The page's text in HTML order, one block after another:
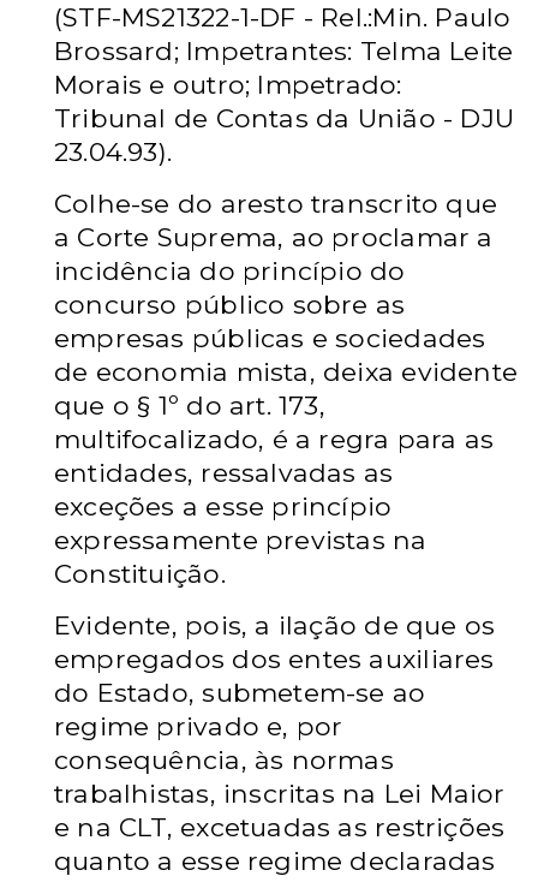
(STF-MS21322-1-DF - Rel.:Min. Paulo
Brossard; Impetrantes: Telma Leite
Morais e outro; Impetrado:
Tribunal de Contas da União - DJU
23.04.93).
Colhe-se do aresto transcrito que
a Corte Suprema, ao proclamar a
incidência do princípio do
concurso público sobre as
empresas públicas e sociedades
de economia mista, deixa evidente
que o § 1º do art. 173,
multifocalizado, é a regra para as
entidades, ressalvadas as
exceções a esse princípio
expressamente previstas na
Constituição.
Evidente, pois, a ilação de que os
empregados dos entes auxiliares
do Estado, submetem-se ao
regime privado e, por
consequência, às normas
trabalhistas, inscritas na Lei Maior
e na CLT, excetuadas as restrições
quanto a esse regime declaradas